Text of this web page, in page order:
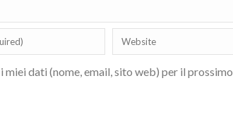
dati (nome, email, sito web) per il prossimo